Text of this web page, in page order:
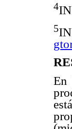
4
5
En